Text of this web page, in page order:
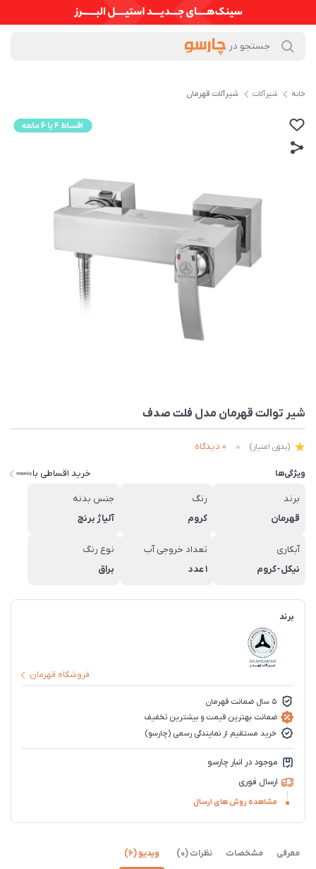
خانه شیرآلات شیرآلات قهرمان
شیر توالت قهرمان مدل فلت صدف
(بدون امتیاز) 0 دیدگاه
ویژگی‌ها خرید اقساطی با
برند
قهرمان
رنگ
کروم
جنس بدنه
آلیاژ برنج
آبکاری
نیکل-کروم
تعداد خروجی آب
1 عدد
نوع رنگ
براق
برند
فروشگاه قهرمان
5 سال ضمانت قهرمان
ضمانت بهترین قیمت و بیشترین تخفیف
خرید مستقیم از نمایندگی رسمی (چارسو)
موجود در انبار چارسو
ارسال فوری
مشاهده روش های ارسال
معرفی مشخصات نظرات (0) ویدیو (6)